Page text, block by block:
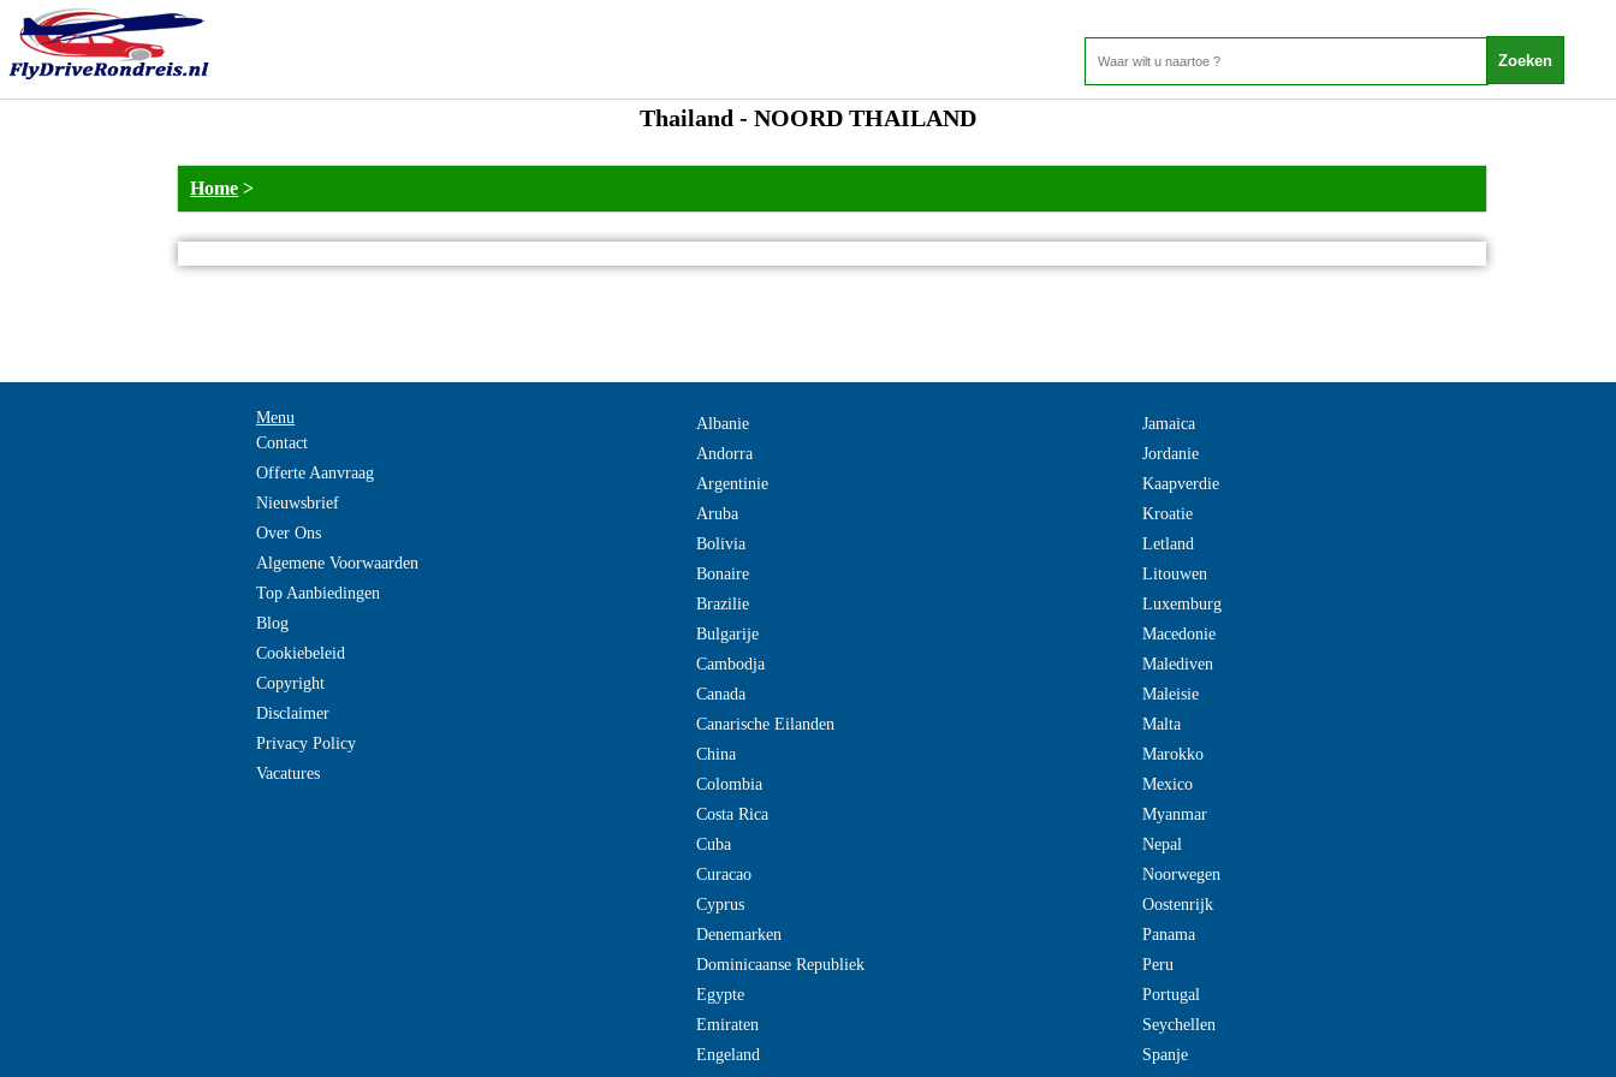
Thailand - NOORD THAILAND
Home >
Menu
Contact
Offerte Aanvraag
Nieuwsbrief
Over Ons
Algemene Voorwaarden
Top Aanbiedingen
Blog
Cookiebeleid
Copyright
Disclaimer
Privacy Policy
Vacatures
Albanie
Andorra
Argentinie
Aruba
Bolivia
Bonaire
Brazilie
Bulgarije
Cambodja
Canada
Canarische Eilanden
China
Colombia
Costa Rica
Cuba
Curacao
Cyprus
Denemarken
Dominicaanse Republiek
Egypte
Emiraten
Engeland
Jamaica
Jordanie
Kaapverdie
Kroatie
Letland
Litouwen
Luxemburg
Macedonie
Malediven
Maleisie
Malta
Marokko
Mexico
Myanmar
Nepal
Noorwegen
Oostenrijk
Panama
Peru
Portugal
Seychellen
Spanje